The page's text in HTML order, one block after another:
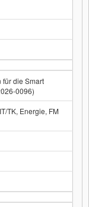
für die Smart
0096)
TK, Energie, FM